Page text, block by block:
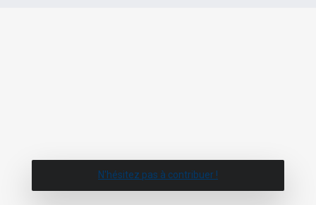
N'hésitez pas à contribuer !